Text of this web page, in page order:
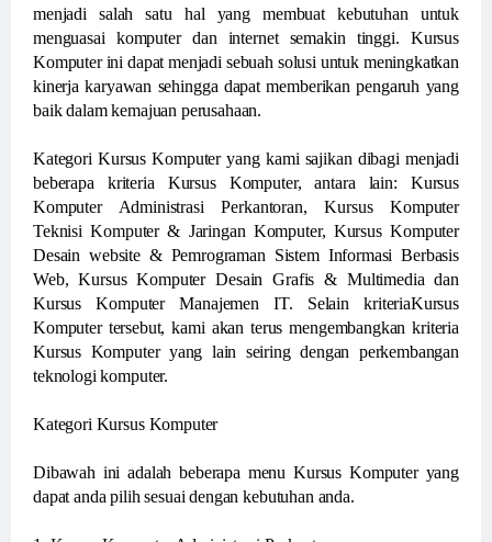
menjadi salah satu hal yang membuat kebutuhan untuk
menguasai komputer dan internet semakin tinggi. Kursus
Komputer ini dapat menjadi sebuah solusi untuk meningkatkan
kinerja karyawan sehingga dapat memberikan pengaruh yang
baik dalam kemajuan perusahaan.
Kategori Kursus Komputer yang kami sajikan dibagi menjadi
beberapa kriteria Kursus Komputer, antara lain: Kursus
Komputer Administrasi Perkantoran, Kursus Komputer
Teknisi Komputer & Jaringan Komputer, Kursus Komputer
Desain website & Pemrograman Sistem Informasi Berbasis
Web, Kursus Komputer Desain Grafis & Multimedia dan
Kursus Komputer Manajemen IT. Selain kriteriaKursus
Komputer tersebut, kami akan terus mengembangkan kriteria
Kursus Komputer yang lain seiring dengan perkembangan
teknologi komputer.
Kategori Kursus Komputer
Dibawah ini adalah beberapa menu Kursus Komputer yang
dapat anda pilih sesuai dengan kebutuhan anda.